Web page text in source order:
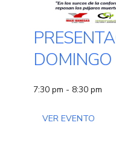
7:30 pm - 8:30 pm
VER EVENTO